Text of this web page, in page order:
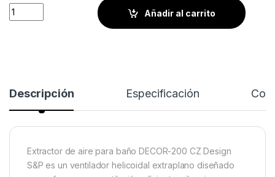
Extractor de aire para baño DECOR-200 CZ Design S&P
Añadir al carrito
Descripción Especificación
Extractor de aire para baño DECOR-200 CZ Design
S&P es un ventilador helicoidal extraplano diseñado